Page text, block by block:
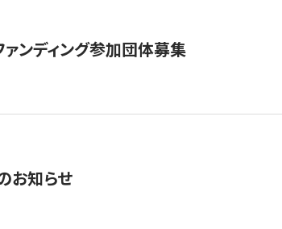
ンディング参加団体募集
お知らせ